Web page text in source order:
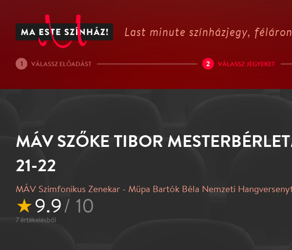
Last minute színházjegy,
1 VÁLASSZ ELŐADÁST 2 VÁLASSZ JEGYEKET
MÁV SZŐKE TIBOR
21-22
MÁV Szimfonikus Zenekar - Müpa Bartók Béla Nemzeti
★9.9/ 10
7 értékelésből